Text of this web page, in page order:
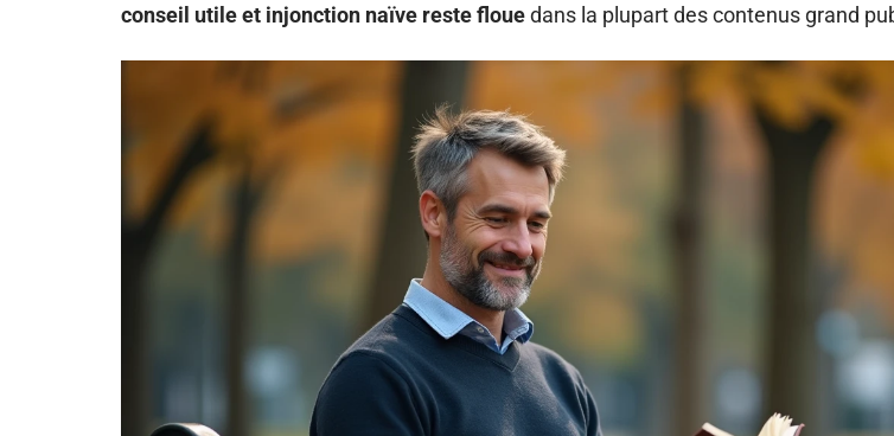
conseil utile et injonction naïve reste flouedans la plupart des contenus grand